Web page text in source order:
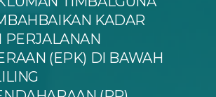
KADAR
PERJALANAN
(EPK) DI BAWAH